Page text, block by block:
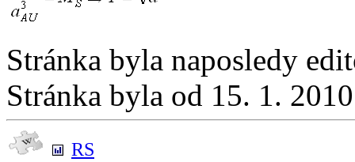
Stránka byla naposledy
Stránka byla od 15. 1.
RS